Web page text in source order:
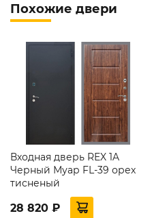
Похожие двери
Входная дверь REX 1A
Черный Муар FL-39 орех
тисненый
28 820 ₽